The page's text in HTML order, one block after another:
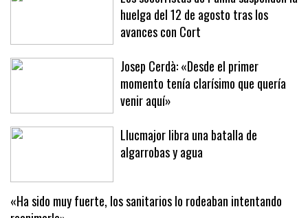
Los socorristas de Palma suspenden la
huelga del 12 de agosto tras los
avances con Cort
Josep Cerdà: «Desde el primer
momento tenía clarísimo que quería
venir aquí»
Llucmajor libra una batalla de